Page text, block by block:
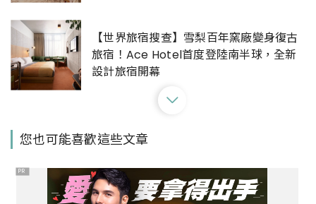
【世界旅宿搜查】雪梨百年窯廠變身復古
旅宿！Ace Hotel首度登陸南半球，全新
設計旅宿開幕
搭上「威尼斯辛普倫東方快車」，來場漫
遊歐陸的奢華鐵道旅程
您也可能喜歡這些文章
PR